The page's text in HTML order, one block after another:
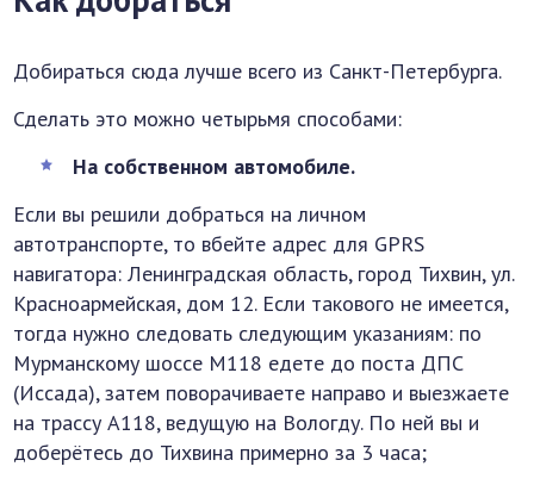
Добираться сюда лучше всего из Санкт-Петербурга.
Сделать это можно четырьмя способами:
На собственном автомобиле.
Если вы решили добраться на личном
автотранспорте, то вбейте адрес для GPRS
навигатора: Ленинградская область, город Тихвин, ул.
Красноармейская, дом 12. Если такового не имеется,
тогда нужно следовать следующим указаниям: по
Мурманскому шоссе М118 едете до поста ДПС
(Иссада), затем поворачиваете направо и выезжаете
на трассу А118, ведущую на Вологду. По ней вы и
доберётесь до Тихвина примерно за 3 часа;